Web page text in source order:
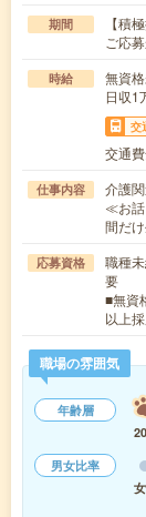
期間
【積
ご応
時給
無資
日収1
交
交通
仕事内容
介護
≪お話
間だ
応募資格
職種
要
■無資
以上
職場の雰囲気
年齢層
男女比率